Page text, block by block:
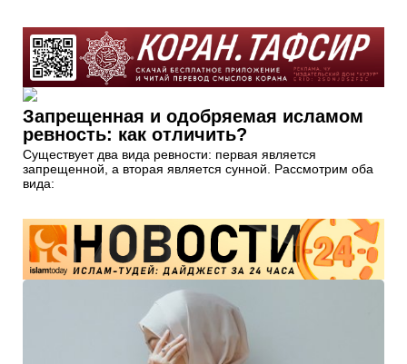
Запрещенная и одобряемая исламом
ревность: как отличить?
Существует два вида ревности: первая является
запрещенной, а вторая является сунной. Рассмотрим оба
вида: